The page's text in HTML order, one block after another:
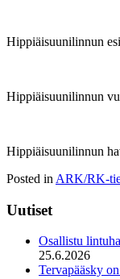
Hippiäisuunilinnun
Hippiäisuunilinnun
Hippiäisuunilinnun
Posted in ARK/RK-
Uutiset
Osallistu
25.6.2026
Tervapääsky